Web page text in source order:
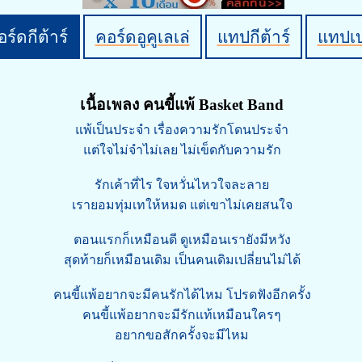
ร์ดกีต้าร์ คอร์ดอูคูเลเล่ แทปกีต้าร์ แทปเ
เนื้อเพลง คนขี้แพ้ Basket Band
แพ้เป็นประจำ เรื่องความรักโดนประจำ
แต่ใจไม่จำไม่เลย ไม่เข็ดกับความรัก
รักเค้าที่ไร ใจหวั่นไหวใจละลาย
เรายอมทุ่มเทให้หมด แต่เขาไม่เคยสนใจ
ตอนแรกก็เหมือนดี ดูเหมือนเรายังมีหวัง
สุดท้ายก็เหมือนเดิม เป็นคนเดิมเปลี่ยนไม่ได้
คนขี้แพ้อยากจะมีคนรักได้ไหม โปรดฟังอีกครั้ง
คนขี้แพ้อยากจะมีรักแท้เหมือนใครๆ
อยากขอสักครั้งจะมีไหม